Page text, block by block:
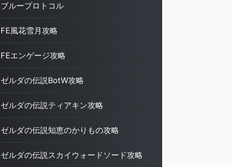
ブループロトコル
FE風花雪月攻略
FEエンゲージ攻略
ゼルダの伝説BotW攻略
ゼルダの伝説ティアキン攻略
ゼルダの伝説知恵のかりもの攻略
ゼルダの伝説スカイウォードソード攻略